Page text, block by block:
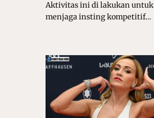
Aktivitas ini di lakukan untuk
menjaga insting kompetitif…